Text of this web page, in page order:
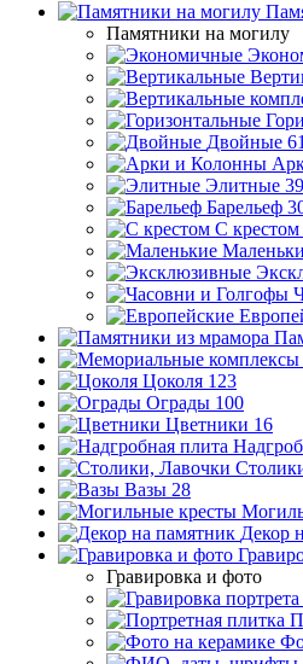
Памятники на могилу
Двойные 61
Элитные 39
Барельеф
С крестом
Цоколя 123
Ограды 100
Цветники 16
Вазы 28
Декор
Гравировка и фото